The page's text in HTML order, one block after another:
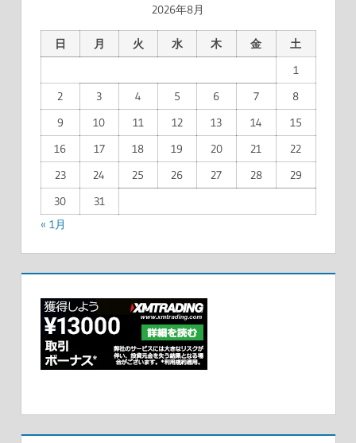
2026年8月
日 月 火 水 木 金
土
1
2
3 4 5 6 7
8
9
10 11 12 13 14
15
16
17 18 19 20 21
22
23
24 25 26 27 28
29
30
31
« 1月